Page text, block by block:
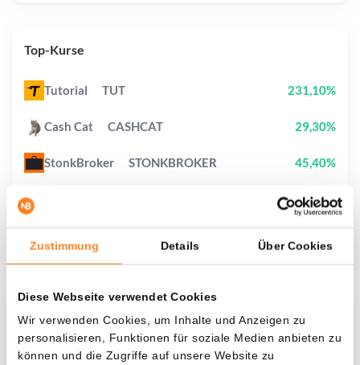
Zustimmung Details Über Cookies
Diese Webseite verwendet Cookies
Wir verwenden Cookies, um Inhalte und Anzeigen zu
personalisieren, Funktionen für soziale Medien anbieten zu
können und die Zugriffe auf unsere Website zu
Was, wenn ich...?
Zie hoeveel waarde je vandaag zou hebben als
Top-Kurse
Tutorial TUT 231,10%
Cash Cat CASHCAT 29,30%
StonkBroker STONKBROKER 45,40%
0,10%